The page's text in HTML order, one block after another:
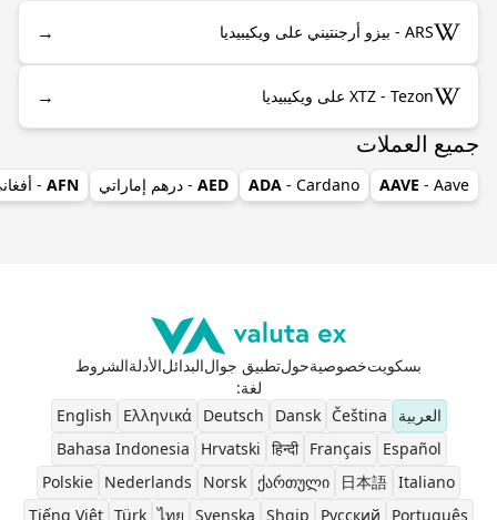
ARS - بيزو أرجنتيني على ويكيبيديا →
XTZ - Tezon على ويكيبيديا →
جميع العملات
AAVE - Aave
ADA - Cardano
AED - درهم إماراتي AFN
-
بسكويتخصوصيةحولتطبيق جوالالبدائلالأدلةالشروط
لغة:
العربية
Čeština
Dansk
Deutsch
Ελληνικά
English
Español
Français
हिन्दी
Hrvatski
Bahasa Indonesia
Italiano
日本語
ქართული
Norsk
Nederlands
Polskie
Português
Pусский
Shqip
Svenska
ไทย
Türk
Tiếng Việt